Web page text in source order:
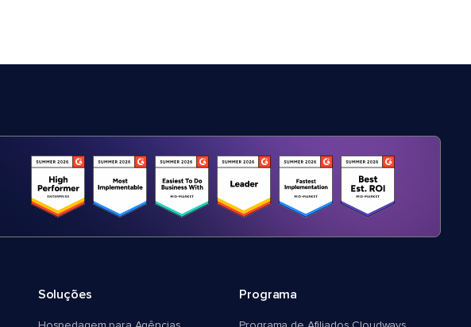
Soluções Programa